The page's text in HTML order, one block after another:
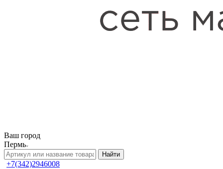
Ваш город
Пермь
Найти
+7(342)2946008